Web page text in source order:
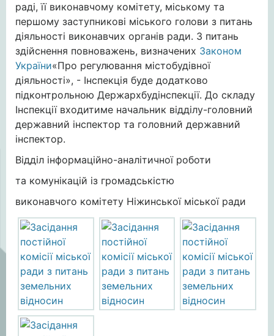
раді, її виконавчому комітету, міському та
першому заступникові міського голови з питань
діяльності виконавчих органів ради. З питань
здійснення повноважень, визначених Законом
України«Про регулювання містобудівної
діяльності», - Інспекція буде додатково
підконтрольною Держархбудінспекції. До складу
Інспекції входитиме начальник відділу-головний
державний інспектор та головний державний
інспектор.
Відділ інформаційно-аналітичної роботи
та комунікацій із громадськістю
виконавчого комітету Ніжинської міської ради